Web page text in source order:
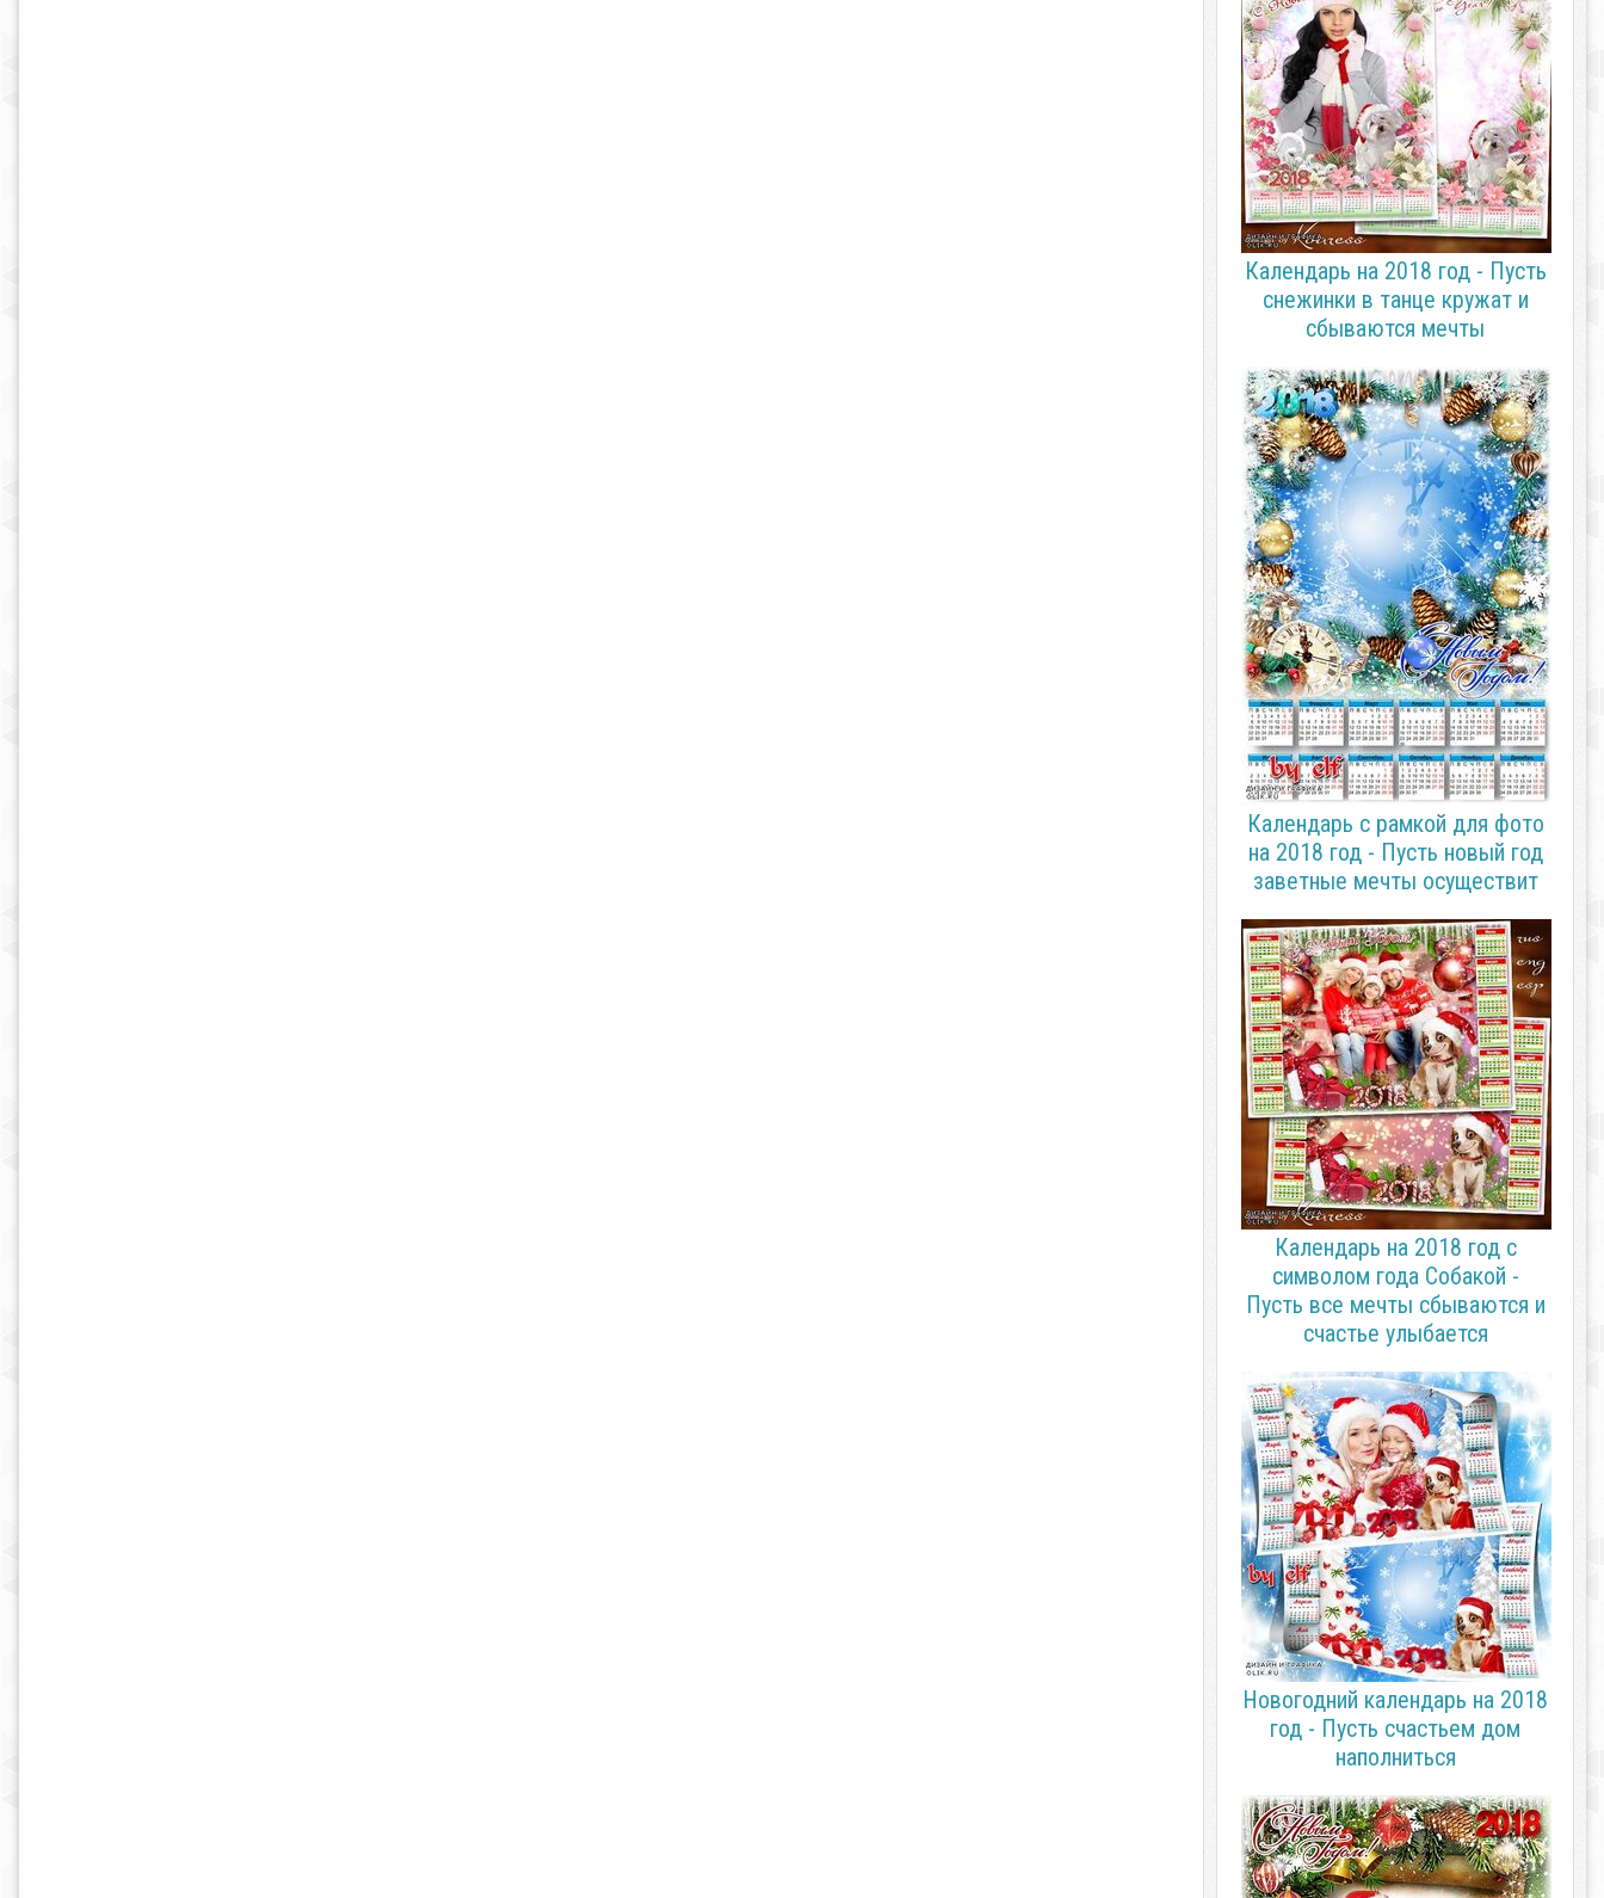
Календарь на 2018 год - Пусть
снежинки в танце кружат и
сбываются мечты
Календарь с рамкой для фото
на 2018 год - Пусть новый год
заветные мечты осуществит
Календарь на 2018 год с
символом года Собакой -
Пусть все мечты сбываются и
счастье улыбается
Новогодний календарь на 2018
год - Пусть счастьем дом
наполниться